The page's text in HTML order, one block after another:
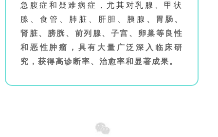
急腹症和疑难病症，尤其对乳腺、甲状
腺、食管、肺脏、肝胆、胰腺 、胃肠、
肾脏、膀胱、前列腺、子宫、卵巢等良性
和恶性肿瘤，具有大量广泛深入临床研
究，获得高诊断率、治愈率和显著成果。